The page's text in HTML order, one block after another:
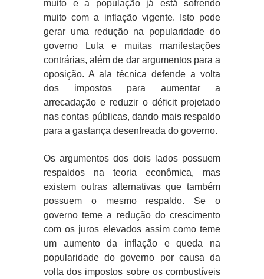
muito e a população já está sofrendo
muito com a inflação vigente. Isto pode
gerar uma redução na popularidade do
governo Lula e muitas manifestações
contrárias, além de dar argumentos para a
oposição. A ala técnica defende a volta
dos impostos para aumentar a
arrecadação e reduzir o déficit projetado
nas contas públicas, dando mais respaldo
para a gastança desenfreada do governo.
Os argumentos dos dois lados possuem
respaldos na teoria econômica, mas
existem outras alternativas que também
possuem o mesmo respaldo. Se o
governo teme a redução do crescimento
com os juros elevados assim como teme
um aumento da inflação e queda na
popularidade do governo por causa da
volta dos impostos sobre os combustíveis